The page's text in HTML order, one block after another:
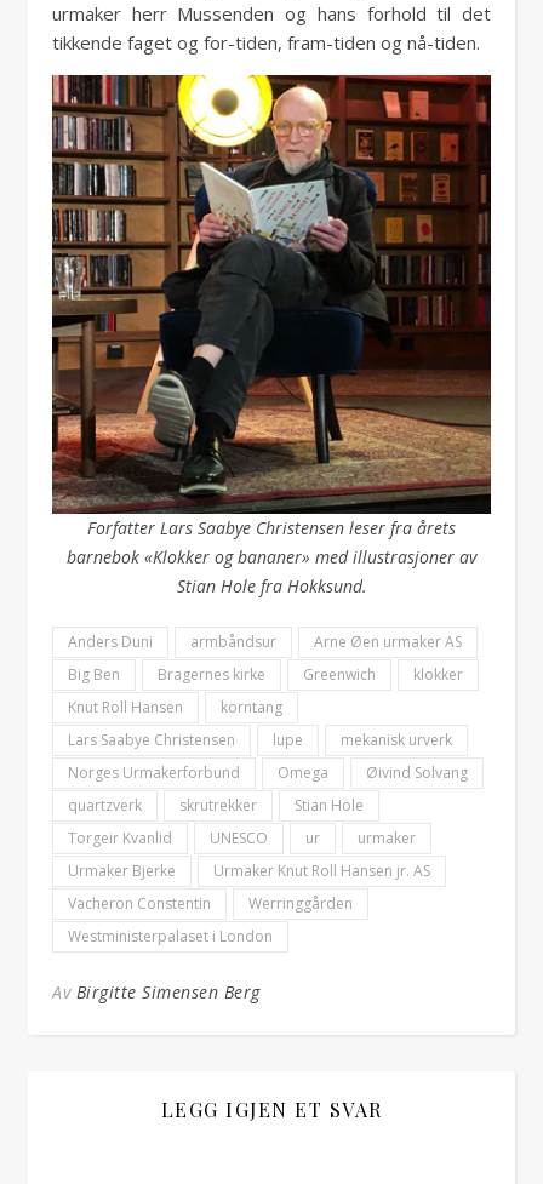
urmaker herr Mussenden og hans forhold til det
tikkende faget og for-tiden, fram-tiden og nå-tiden.
Forfatter Lars Saabye Christensen leser fra årets
barnebok «Klokker og bananer» med illustrasjoner av
Stian Hole fra Hokksund.
Anders Duni armbåndsur
Arne Øen urmaker AS
Big Ben
Bragernes kirke Greenwich
klokker
Knut Roll Hansen
korntang
Lars Saabye Christensen
lupe
mekanisk urverk
Norges Urmakerforbund
Omega
Øivind Solvang
quartzverk
skrutrekker
Stian Hole
Torgeir Kvanlid
UNESCO ur
urmaker
Urmaker Bjerke
Urmaker Knut Roll Hansen jr. AS
Vacheron Constentin
Werringgården
Westministerpalaset i London
Av Birgitte Simensen Berg
LEGG IGJEN ET SVAR